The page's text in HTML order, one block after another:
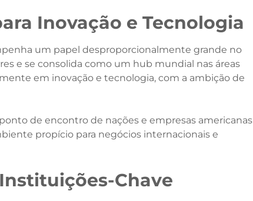
Inovação e Tecnologia
um papel desproporcionalmente grande no
e se consolida como um hub mundial nas áreas
em inovação e tecnologia, com a ambição de
de encontro de nações e empresas americanas
propício para negócios internacionais e
Chave